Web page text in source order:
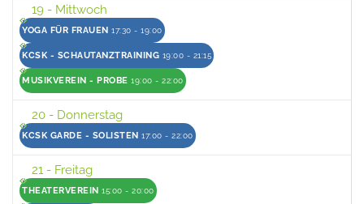
19 - Mittwoch
YOGA FÜR FRAUEN 17:30 - 19:00
KCSK - SCHAUTANZTRAINING 19:00 - 21:15
MUSIKVEREIN - PROBE 19:00 - 22:00
20 - Donnerstag
KCSK GARDE - SOLISTEN 17:00 - 22:00
21 - Freitag
THEATERVEREIN 15:00 - 20:00